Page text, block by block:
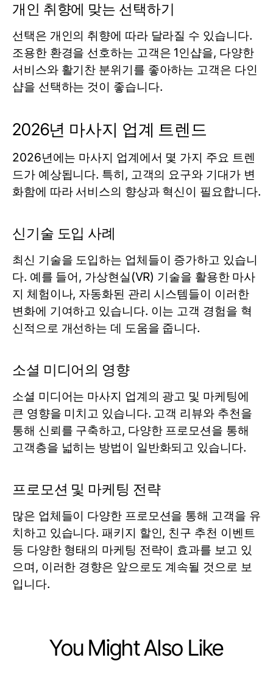
개인 취향에 맞는 선택하기
선택은 개인의 취향에 따라 달라질 수 있습니다.
조용한 환경을 선호하는 고객은 1인샵을, 다양한
서비스와 활기찬 분위기를 좋아하는 고객은 다인
샵을 선택하는 것이 좋습니다.
2026년 마사지 업계 트렌드
2026년에는 마사지 업계에서 몇 가지 주요 트렌
드가 예상됩니다. 특히, 고객의 요구와 기대가 변
화함에 따라 서비스의 향상과 혁신이 필요합니다.
신기술 도입 사례
최신 기술을 도입하는 업체들이 증가하고 있습니
다. 예를 들어, 가상현실(VR) 기술을 활용한 마사
지 체험이나, 자동화된 관리 시스템들이 이러한
변화에 기여하고 있습니다. 이는 고객 경험을 혁
신적으로 개선하는 데 도움을 줍니다.
소셜 미디어의 영향
소셜 미디어는 마사지 업계의 광고 및 마케팅에
큰 영향을 미치고 있습니다. 고객 리뷰와 추천을
통해 신뢰를 구축하고, 다양한 프로모션을 통해
고객층을 넓히는 방법이 일반화되고 있습니다.
프로모션 및 마케팅 전략
많은 업체들이 다양한 프로모션을 통해 고객을 유
치하고 있습니다. 패키지 할인, 친구 추천 이벤트
등 다양한 형태의 마케팅 전략이 효과를 보고 있
으며, 이러한 경향은 앞으로도 계속될 것으로 보
입니다.
You Might Also Like